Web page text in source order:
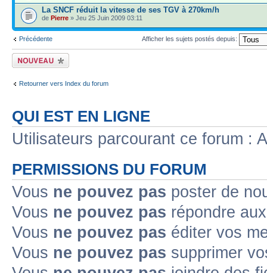
La SNCF réduit la vitesse de ses TGV à 270km/h
de Pierre » Jeu 25 Juin 2009 03:11
Précédente Afficher les sujets postés depuis:
Ecrire un nouveau
sujet
Retourner vers Index du forum
QUI EST EN LIGNE
Utilisateurs parcourant ce forum :
PERMISSIONS DU FORUM
Vous ne pouvez pas poster de
Vous ne pouvez pas répondre
Vous ne pouvez pas éditer vos
Vous ne pouvez pas supprimer